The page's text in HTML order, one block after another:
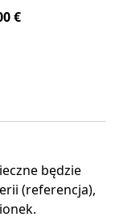
€
będzie
(referencja),